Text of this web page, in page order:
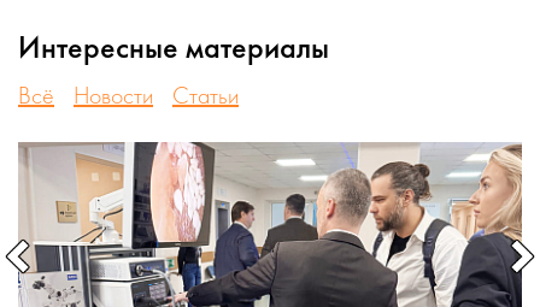
Интересные материалы
Всё Новости Статьи